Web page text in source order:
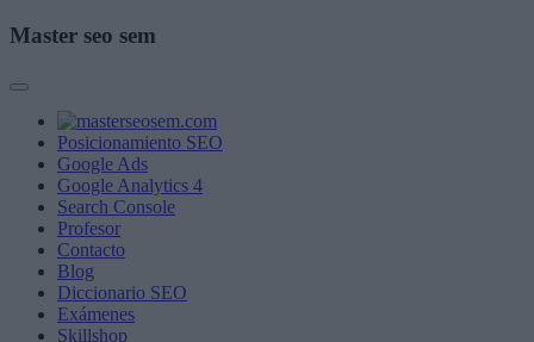
Master seo sem
Posicionamiento SEO
Google Ads
Google Analytics 4
Search Console
Profesor
Contacto
Blog
Diccionario SEO
Exámenes
Skillshop